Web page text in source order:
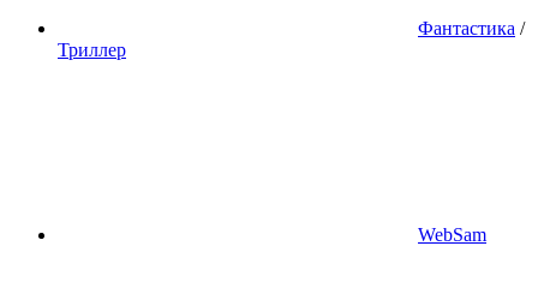
Фантастика /
Триллер
WebSam